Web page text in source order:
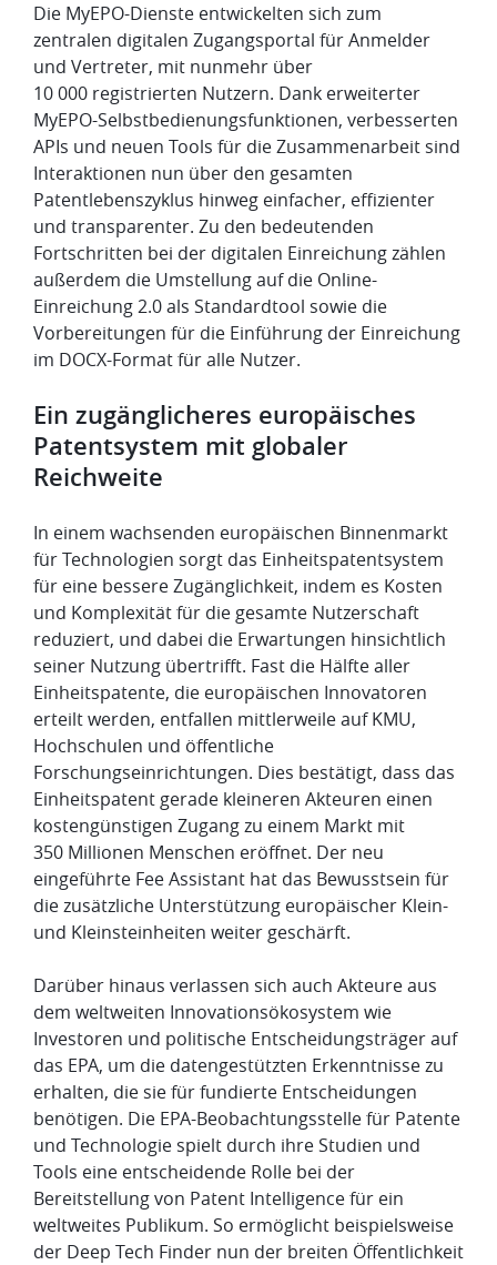
Die MyEPO-Dienste entwickelten sich zum
zentralen digitalen Zugangsportal für Anmelder
und Vertreter, mit nunmehr über
10 000 registrierten Nutzern. Dank erweiterter
MyEPO-Selbstbedienungsfunktionen, verbesserten
APIs und neuen Tools für die Zusammenarbeit sind
Interaktionen nun über den gesamten
Patentlebenszyklus hinweg einfacher, effizienter
und transparenter. Zu den bedeutenden
Fortschritten bei der digitalen Einreichung zählen
außerdem die Umstellung auf die Online-
Einreichung 2.0 als Standardtool sowie die
Vorbereitungen für die Einführung der Einreichung
im DOCX-Format für alle Nutzer.
Ein zugänglicheres europäisches
Patentsystem mit globaler
Reichweite
In einem wachsenden europäischen Binnenmarkt
für Technologien sorgt das Einheitspatentsystem
für eine bessere Zugänglichkeit, indem es Kosten
und Komplexität für die gesamte Nutzerschaft
reduziert, und dabei die Erwartungen hinsichtlich
seiner Nutzung übertrifft. Fast die Hälfte aller
Einheitspatente, die europäischen Innovatoren
erteilt werden, entfallen mittlerweile auf KMU,
Hochschulen und öffentliche
Forschungseinrichtungen. Dies bestätigt, dass das
Einheitspatent gerade kleineren Akteuren einen
kostengünstigen Zugang zu einem Markt mit
350 Millionen Menschen eröffnet. Der neu
eingeführte Fee Assistant hat das Bewusstsein für
die zusätzliche Unterstützung europäischer Klein-
und Kleinsteinheiten weiter geschärft.
Darüber hinaus verlassen sich auch Akteure aus
dem weltweiten Innovationsökosystem wie
Investoren und politische Entscheidungsträger auf
das EPA, um die datengestützten Erkenntnisse zu
erhalten, die sie für fundierte Entscheidungen
benötigen. Die EPA-Beobachtungsstelle für Patente
und Technologie spielt durch ihre Studien und
Tools eine entscheidende Rolle bei der
Bereitstellung von Patent Intelligence für ein
weltweites Publikum. So ermöglicht beispielsweise
der Deep Tech Finder nun der breiten Öffentlichkeit